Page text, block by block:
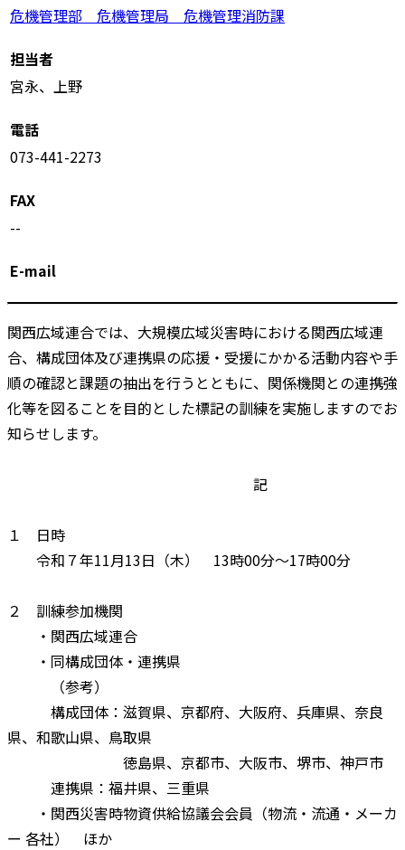
危機管理部 危機管理局 危機管理消防課
担当者
宮永、上野
電話
073-441-2273
FAX
--
E-mail
関西広域連合では、大規模広域災害時における関西広域連
合、構成団体及び連携県の応援・受援にかかる活動内容や手
順の確認と課題の抽出を行うとともに、関係機関との連携強
化等を図ることを目的とした標記の訓練を実施しますのでお
知らせします。
記
１ 日時
令和７年11月13日（木） 13時00分～17時00分
２ 訓練参加機関
・関西広域連合
・同構成団体・連携県
（参考）
構成団体：滋賀県、京都府、大阪府、兵庫県、奈良
県、和歌山県、鳥取県
徳島県、京都市、大阪市、堺市、神戸市
連携県：福井県、三重県
・関西災害時物資供給協議会会員（物流・流通・メーカ
ー 各社） ほか